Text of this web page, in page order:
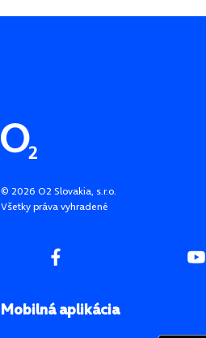
Pätička stránky
© 2026 O2 Slovakia, s.r.o.
Všetky práva vyhradené
Mobilná aplikácia